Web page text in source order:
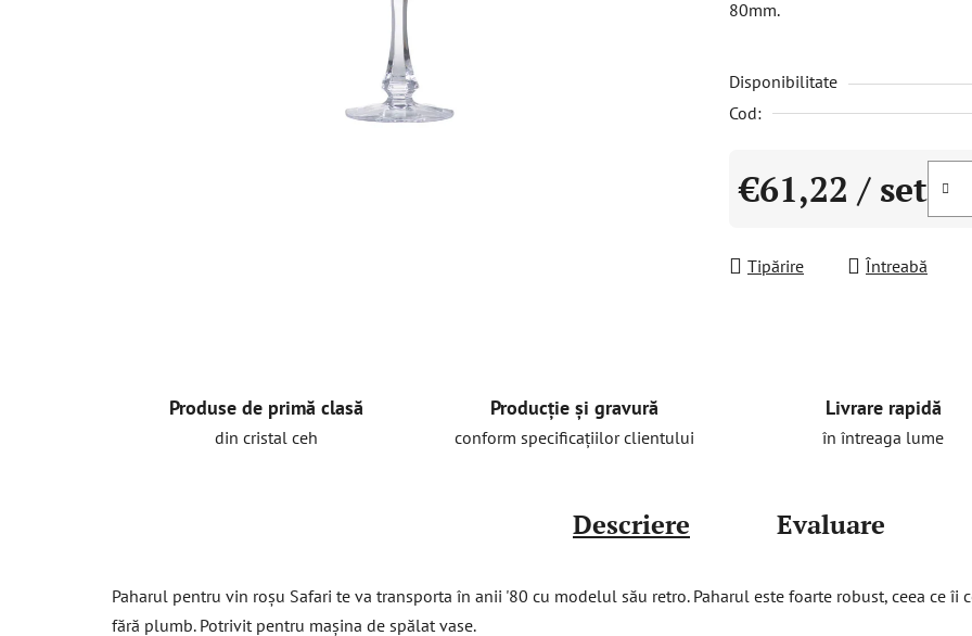
din
stele.
80mm.
Disponibilitate
Cod:
€61,22 / set
Tipărire
Întreabă
Produse de primă clasă
din cristal ceh
Producție și gravură
conform specificațiilor clientului
Livrare rapidă
în întreaga lume
Descriere Evaluare
Paharul pentru vin roșu Safari te va transporta în anii '80 cu modelul său retro. Paharul este foarte robust, ceea ce
fără plumb. Potrivit pentru mașina de spălat vase.